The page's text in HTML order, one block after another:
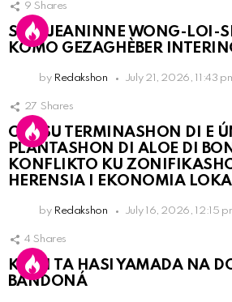
9 Shares
SRA. JEANINNE WONG-LOI-
KOMO GEZAGHÈBER
by Redakshon July 21, 2026, 11:43
27 Shares
OLB SU TERMINASHON DI E
PLANTASHON DI ALOE DI
KONFLIKTO KU
HERENSIA I EKONOMIA
by Redakshon July 16, 2026, 12:15
4 Shares
KPCN TA HASI YAMADA NA
BANDONÁ